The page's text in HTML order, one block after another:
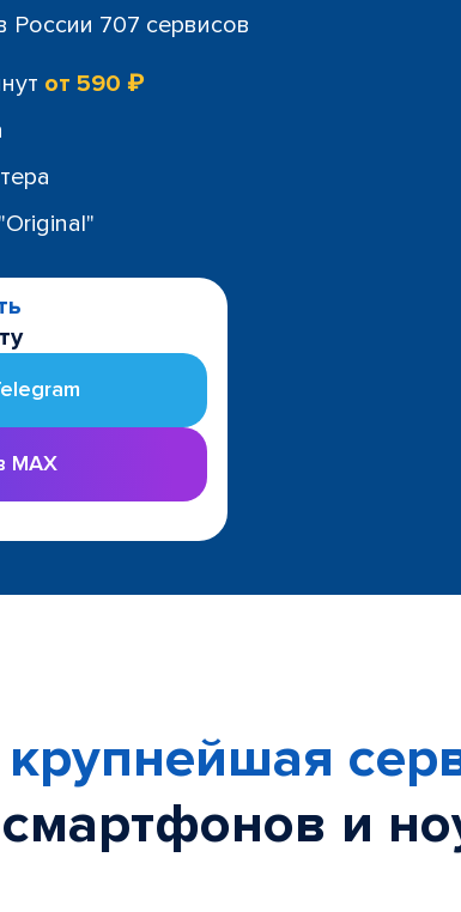
России 707 сервисов
от 590 ₽
MAX
крупнейшая
и